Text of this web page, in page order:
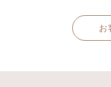
お